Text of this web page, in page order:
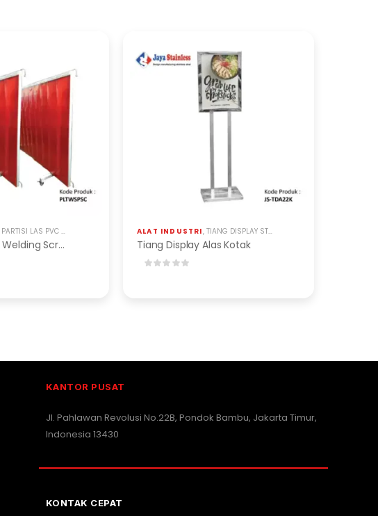
PARTISI LAS PVC CURTAIN
Partisi Las Tirai Welding Screens
ALAT INDUSTRI, TIANG DISPLAY STAINLESS & BESI
Tiang Display Alas Kotak
KANTOR PUSAT
Jl. Pahlawan Revolusi No.22B, Pondok Bambu, Jakarta Timur,
Indonesia 13430
KONTAK CEPAT